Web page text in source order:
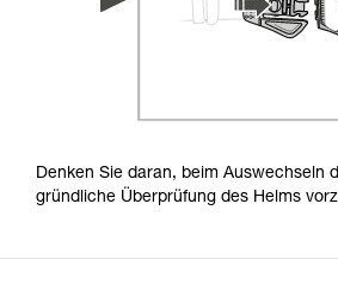
Denken Sie daran, beim Auswechseln
gründliche Überprüfung des Helms